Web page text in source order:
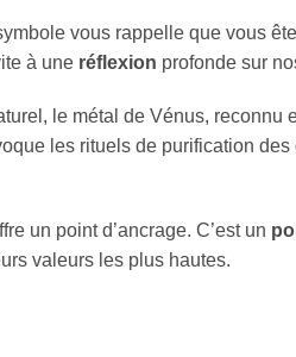
vous rappelle que vous
à une réflexion profonde sur
le métal de Vénus, reconnu
les rituels de purification
un point d’ancrage. C’est un
valeurs les plus hautes.